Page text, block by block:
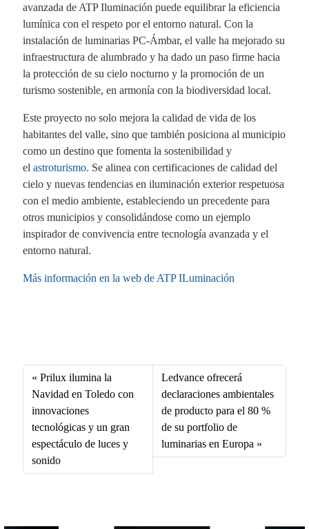
avanzada de ATP Iluminación puede equilibrar la eficiencia
lumínica con el respeto por el entorno natural. Con la
instalación de luminarias PC-Ámbar, el valle ha mejorado su
infraestructura de alumbrado y ha dado un paso firme hacia
la protección de su cielo nocturno y la promoción de un
turismo sostenible, en armonía con la biodiversidad local.
Este proyecto no solo mejora la calidad de vida de los
habitantes del valle, sino que también posiciona al municipio
como un destino que fomenta la sostenibilidad y
el astroturismo. Se alinea con certificaciones de calidad del
cielo y nuevas tendencias en iluminación exterior respetuosa
con el medio ambiente, estableciendo un precedente para
otros municipios y consolidándose como un ejemplo
inspirador de convivencia entre tecnología avanzada y el
entorno natural.
Más información en la web de ATP ILuminación
bo
ok
ed
In
ts
A
pp
Prilux ilumina la
Navidad en Toledo con
innovaciones
tecnológicas y un gran
espectáculo de luces y
sonido
Ledvance ofrecerá
declaraciones ambientales
de producto para el 80 %
de su portfolio de
luminarias en Europa